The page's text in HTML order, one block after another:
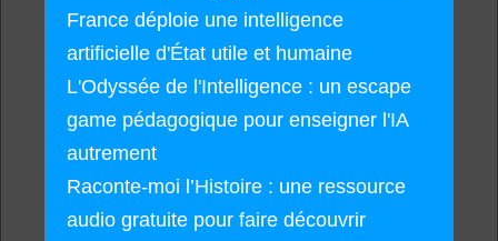
France déploie une intelligence
artificielle d'État utile et humaine
L'Odyssée de l'Intelligence : un escape
game pédagogique pour enseigner l'IA
autrement
Raconte-moi l’Histoire : une ressource
audio gratuite pour faire découvrir